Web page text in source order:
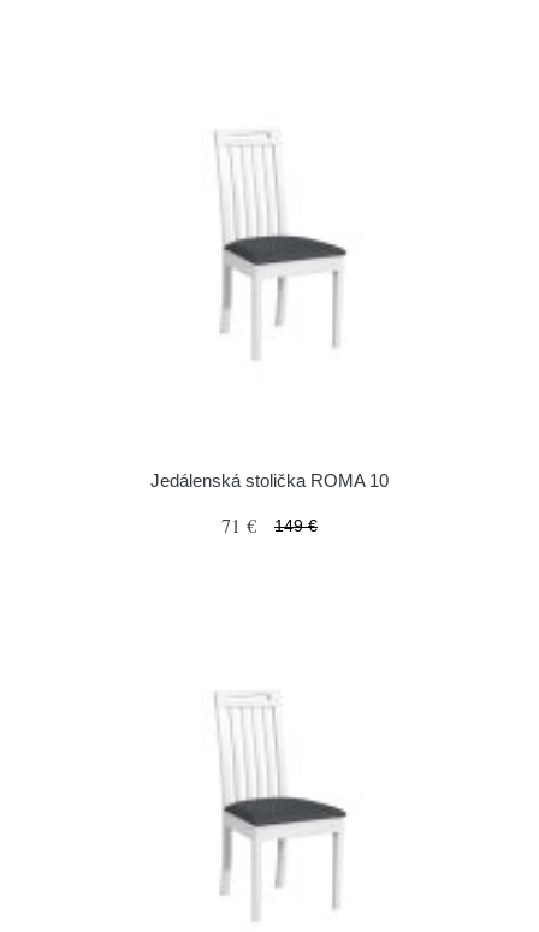
Jedálenská stolička ROMA 10
71 € 149 €